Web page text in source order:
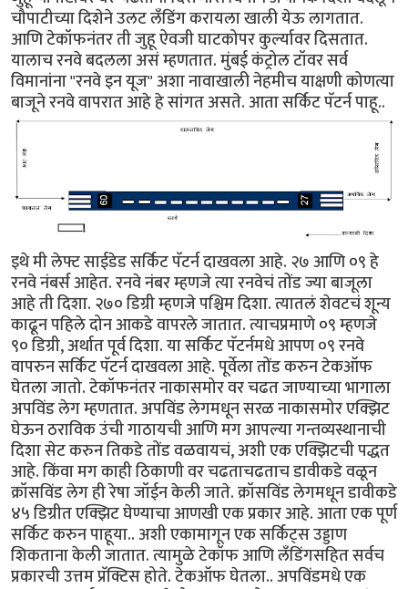
चौपाटीच्या दिशेने उलट लँडिंग करायला खाली येऊ लागतात.
आणि टेकॉफनंतर ती जुहू ऐवजी घाटकोपर कुर्ल्यावर दिसतात.
यालाच रनवे बदलला असं म्हणतात. मुंबई कंट्रोल टॉवर सर्व
विमानांना "रनवे इन यूज" अशा नावाखाली नेहमीच याक्षणी कोणत्या
बाजूने रनवे वापरात आहे हे सांगत असते. आता सर्किट पॅटर्न पाहू..
इथे मी लेफ्ट साईडेड सर्किट पॅटर्न दाखवला आहे. २७ आणि ०९ हे
रनवे नंबर्स आहेत. रनवे नंबर म्हणजे त्या रनवेचं तोंड ज्या बाजूला
आहे ती दिशा. २७० डिग्री म्हणजे पश्चिम दिशा. त्यातलं शेवटचं शून्य
काढून पहिले दोन आकडे वापरले जातात. त्याचप्रमाणे ०९ म्हणजे
९० डिग्री, अर्थात पूर्व दिशा. या सर्किट पॅटर्नमधे आपण ०९ रनवे
वापरुन सर्किट पॅटर्न दाखवला आहे. पूर्वेला तोंड करुन टेकऑफ
घेतला जातो. टेकॉफनंतर नाकासमोर वर चढत जाण्याच्या भागाला
अपविंड लेग म्हणतात. अपविंड लेगमधून सरळ नाकासमोर एक्झिट
घेऊन ठराविक उंची गाठायची आणि मग आपल्या गन्तव्यस्थानाची
दिशा सेट करुन तिकडे तोंड वळवायचं, अशी एक एक्झिटची पद्धत
आहे. किंवा मग काही ठिकाणी वर चढताचढताच डावीकडे वळून
क्रॉसविंड लेग ही रेषा जॉईन केली जाते. क्रॉसविंड लेगमधून डावीकडे
४५ डिग्रीत एक्झिट घेण्याचा आणखी एक प्रकार आहे. आता एक पूर्ण
सर्किट करुन पाहूया.. अशी एकामागून एक सर्किट्स उड्डाण
शिकताना केली जातात. त्यामुळे टेकॉफ आणि लँडिंगसहित सर्वच
प्रकारची उत्तम प्रॅक्टिस होते. टेकऑफ घेतला.. अपविंडमधे एक